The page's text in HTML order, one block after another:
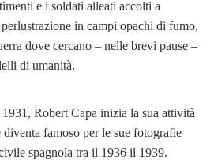
e i soldati alleati accolti a
in campi opachi di fumo,
dove cercano – nelle brevi pause –
di umanità.
Robert Capa inizia la sua attività
famoso per le sue fotografie
spagnola tra il 1936 il 1939.